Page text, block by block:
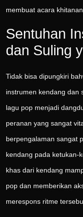
membuat acara
Sentuhan
dan Suling
Tidak bisa dipungkiri
instrumen kendang dan
lagu pop menjadi
peranan yang sangat
berpengalaman sangat
kendang pada ketukan-
khas dari kendang
pop dan memberikan
merespons ritme